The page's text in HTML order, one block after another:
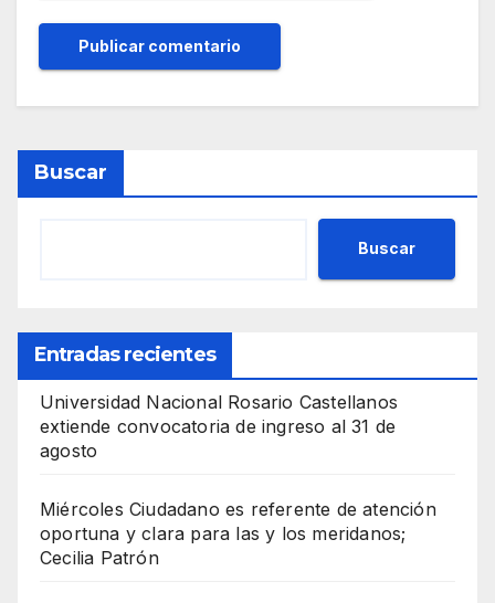
Buscar
Buscar
Entradas recientes
Universidad Nacional Rosario Castellanos
extiende convocatoria de ingreso al 31 de
agosto
Miércoles Ciudadano es referente de atención
oportuna y clara para las y los meridanos;
Cecilia Patrón